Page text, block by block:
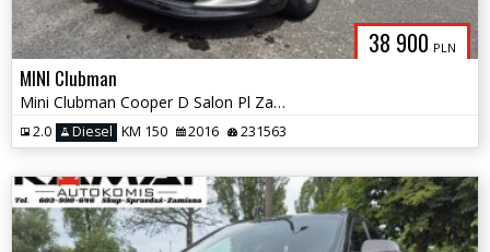
38 900 PLN
MINI Clubman
Mini Clubman Cooper D Salon Pl Zamiana
2.0 Diesel KM 150 2016 231563